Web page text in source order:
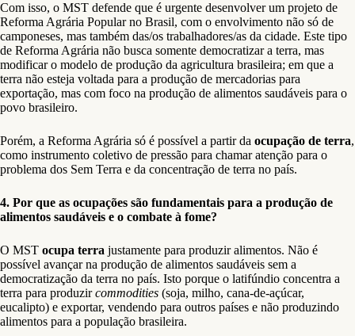
Com isso, o MST defende que é urgente desenvolver um projeto de
Reforma Agrária Popular no Brasil, com o envolvimento não só de
camponeses, mas também das/os trabalhadores/as da cidade. Este tipo
de Reforma Agrária não busca somente democratizar a terra, mas
modificar o modelo de produção da agricultura brasileira; em que a
terra não esteja voltada para a produção de mercadorias para
exportação, mas com foco na produção de alimentos saudáveis para o
povo brasileiro.
Porém, a Reforma Agrária só é possível a partir da ocupação de terra,
como instrumento coletivo de pressão para chamar atenção para o
problema dos Sem Terra e da concentração de terra no país.
4. Por que as ocupações são fundamentais para a produção de
alimentos saudáveis e o combate à fome?
O MST ocupa terra justamente para produzir alimentos. Não é
possível avançar na produção de alimentos saudáveis sem a
democratização da terra no país. Isto porque o latifúndio concentra a
terra para produzircommodities (soja, milho, cana-de-açúcar,
eucalipto) e exportar, vendendo para outros países e não produzindo
alimentos para a população brasileira.